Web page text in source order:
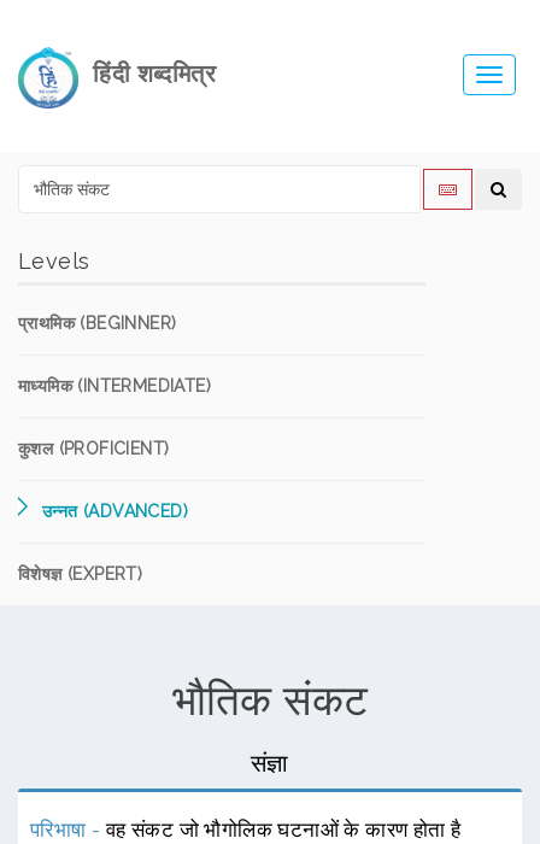
हिंदी शब्दमित्र
Levels
प्राथमिक (BEGINNER)
माध्यमिक (INTERMEDIATE)
कुशल (PROFICIENT)
उन्नत (ADVANCED)
विशेषज्ञ (EXPERT)
भौतिक संकट
संज्ञा
परिभाषा -वह संकट जो भौगोलिक घटनाओं के कारण होता है